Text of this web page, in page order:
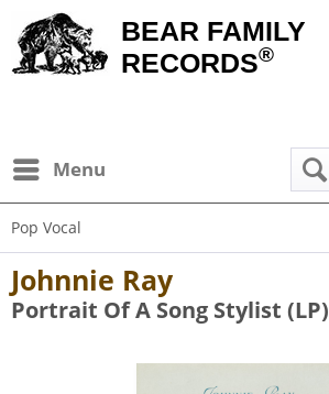
BEAR FAMILY
RECORDS®
Menu
Pop Vocal
Johnnie Ray
Portrait Of A Song Stylist (LP)